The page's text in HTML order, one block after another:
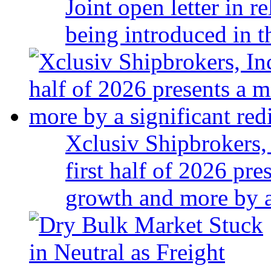
Joint open letter in
being introduced in
Xclusiv
first half of 2026
growth and more